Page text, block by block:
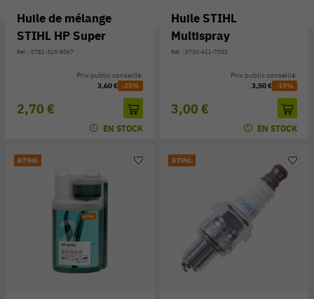
Huile de mélange
STIHL HP Super
Réf. : 0781-319-8067
2,70 €
Prix public conseillé:
3,60 € -25%
EN STOCK
Huile STIHL
Multispray
Réf. : 0730-411-7002
3,00 €
Prix public conseillé:
3,50 € -14%
EN STOCK